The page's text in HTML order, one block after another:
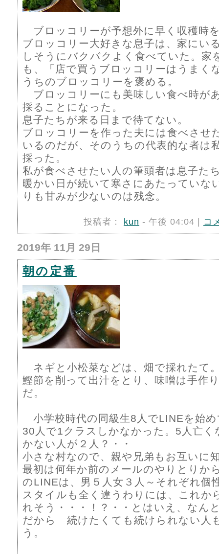
ブロッコリーが予想外に早く収穫
ブロッコリー大好きな息子は、家にい
しそうにバクバクよく食べていた。家
も、「店で買うブロッコリーはうまく
うちのブロッコリーを褒める。
ブロッコリーにも美味しい食べ時が
採ることになった。
息子たちが来る日まで待てない。
ブロッコリーを作った夫には食べさせ
いるのだが、そのうちの代表的な者は
採った。
私が食べさせたい人の筆頭者は息子た
暖かい日が続いて寒さにあたっていな
りも甘みが少ないのは残念。
投稿者： kun - 午後 04:04 | コ
2019年 11月 29日
朝の定番
ネギと小松菜などは、畑で採れたて
鰹節を削って出汁をとり、味噌は手作
だ。
小学校時代の同級生8人でLINEを始
30人で1クラスしかなかった。5人亡く
かない人が２人？・・
小さな村なので、親や兄弟もお互いに
最初は何年か前のメールのやりとりか
のLINEは、男５人女３人～それぞれ個
スタイルも全く違うわりには、これか
れそう・・・！？・・とはいえ、なん
だから 続けたくても続けられない人
う。